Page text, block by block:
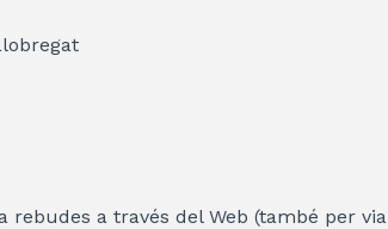
rebudes a través del Web (també per via